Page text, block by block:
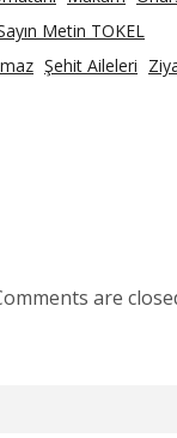
Metin TOKEL
Şehit Aileleri
are